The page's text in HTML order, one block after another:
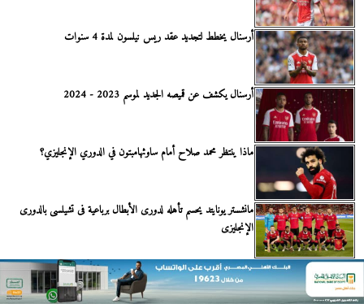
أرسنال يخطط لتجديد عقد ريس نيلسون لمدة 4 سنوات
أرسنال يكشف عن قميصه الجديد لموسم 2023 - 2024
ماذا ينتظر محمد صلاح أمام ساوثهامبتون في الدوري الإنجليزي؟
مانشستر يونايتد يحسم تأهله لدورى الأبطال برباعية فى تشيلسى بالدورى
الإنجليزى